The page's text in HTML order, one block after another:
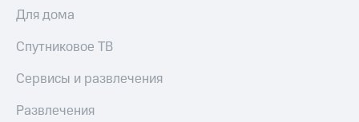
Для дома
Спутниковое ТВ
Сервисы и развлечения
Развлечения